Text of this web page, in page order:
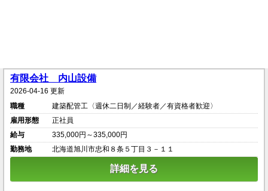
有限会社 内山設備
2026-04-16 更新
職種
建築配管工〈週休二日制／経験者／有資格者歓迎〉
雇用形態
正社員
給与
335,000円～335,000円
勤務地
北海道旭川市忠和８条５丁目３－１１
詳細を見る